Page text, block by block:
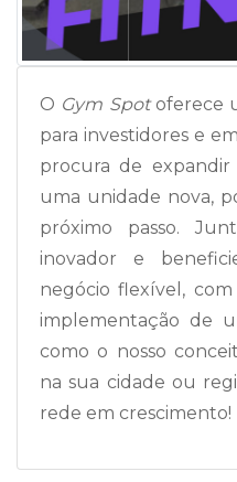
O Gym Spotoferece
para investidores e
procura de
uma unidade nova,
próximo passo.
inovador e
negócio flexível,
implementação de
como o nosso
na sua cidade ou
rede em crescimento!